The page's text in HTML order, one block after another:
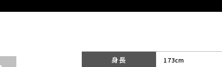
身長 173cm